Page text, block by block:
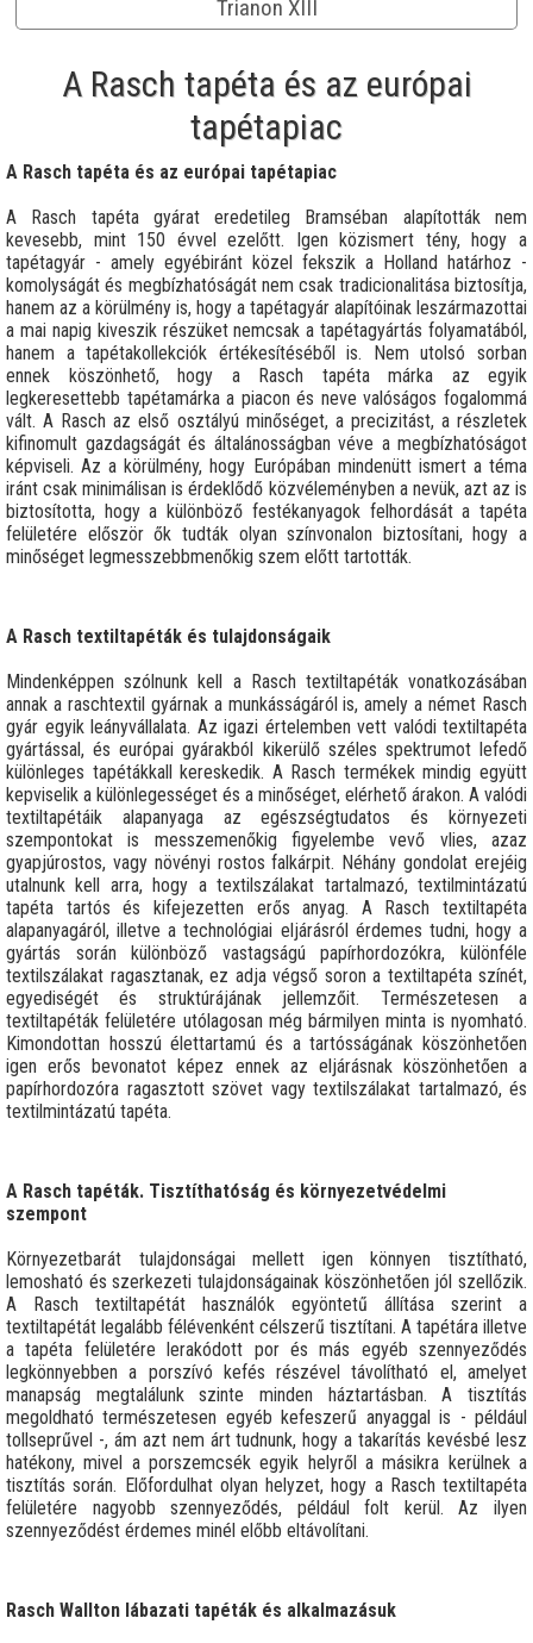
Trianon XIII
A Rasch tapéta és az európai
tapétapiac
A Rasch tapéta és az európai tapétapiac
A Rasch tapéta gyárat eredetileg Bramséban alapították nem
kevesebb, mint 150 évvel ezelőtt. Igen közismert tény, hogy a
tapétagyár - amely egyébiránt közel fekszik a Holland határhoz -
komolyságát és megbízhatóságát nem csak tradicionalitása biztosítja,
hanem az a körülmény is, hogy a tapétagyár alapítóinak leszármazottai
a mai napig kiveszik részüket nemcsak a tapétagyártás folyamatából,
hanem a tapétakollekciók értékesítéséből is. Nem utolsó sorban
ennek köszönhető, hogy a Rasch tapéta márka az egyik
legkeresettebb tapétamárka a piacon és neve valóságos fogalommá
vált. A Rasch az első osztályú minőséget, a precizitást, a részletek
kifinomult gazdagságát és általánosságban véve a megbízhatóságot
képviseli. Az a körülmény, hogy Európában mindenütt ismert a téma
iránt csak minimálisan is érdeklődő közvéleményben a nevük, azt az is
biztosította, hogy a különböző festékanyagok felhordását a tapéta
felületére először ők tudták olyan színvonalon biztosítani, hogy a
minőséget legmesszebbmenőkig szem előtt tartották.
A Rasch textiltapéták és tulajdonságaik
Mindenképpen szólnunk kell a Rasch textiltapéták vonatkozásában
annak a raschtextil gyárnak a munkásságáról is, amely a német Rasch
gyár egyik leányvállalata. Az igazi értelemben vett valódi textiltapéta
gyártással, és európai gyárakból kikerülő széles spektrumot lefedő
különleges tapétákkall kereskedik. A Rasch termékek mindig együtt
kepviselik a különlegességet és a minőséget, elérhető árakon. A valódi
textiltapétáik alapanyaga az egészségtudatos és környezeti
szempontokat is messzemenőkig figyelembe vevő vlies, azaz
gyapjúrostos, vagy növényi rostos falkárpit. Néhány gondolat erejéig
utalnunk kell arra, hogy a textilszálakat tartalmazó, textilmintázatú
tapéta tartós és kifejezetten erős anyag. A Rasch textiltapéta
alapanyagáról, illetve a technológiai eljárásról érdemes tudni, hogy a
gyártás során különböző vastagságú papírhordozókra, különféle
textilszálakat ragasztanak, ez adja végső soron a textiltapéta színét,
egyediségét és struktúrájának jellemzőit. Természetesen a
textiltapéták felületére utólagosan még bármilyen minta is nyomható.
Kimondottan hosszú élettartamú és a tartósságának köszönhetően
igen erős bevonatot képez ennek az eljárásnak köszönhetően a
papírhordozóra ragasztott szövet vagy textilszálakat tartalmazó, és
textilmintázatú tapéta.
A Rasch tapéták. Tisztíthatóság és környezetvédelmi
szempont
Környezetbarát tulajdonságai mellett igen könnyen tisztítható,
lemosható és szerkezeti tulajdonságainak köszönhetően jól szellőzik.
A Rasch textiltapétát használók egyöntetű állítása szerint a
textiltapétát legalább félévenként célszerű tisztítani. A tapétára illetve
a tapéta felületére lerakódott por és más egyéb szennyeződés
legkönnyebben a porszívó kefés részével távolítható el, amelyet
manapság megtalálunk szinte minden háztartásban. A tisztítás
megoldható természetesen egyéb kefeszerű anyaggal is - például
tollseprűvel -, ám azt nem árt tudnunk, hogy a takarítás kevésbé lesz
hatékony, mivel a porszemcsék egyik helyről a másikra kerülnek a
tisztítás során. Előfordulhat olyan helyzet, hogy a Rasch textiltapéta
felületére nagyobb szennyeződés, például folt kerül. Az ilyen
szennyeződést érdemes minél előbb eltávolítani.
Rasch Wallton lábazati tapéták és alkalmazásuk